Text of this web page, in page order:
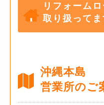
リフォーム
取り扱ってま
沖縄本島
営業所のご